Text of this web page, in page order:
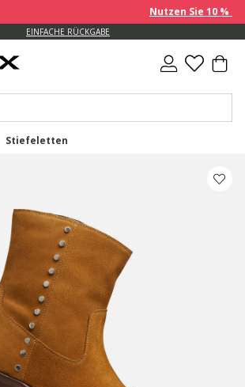
Nutzen Sie 10 %
EINFACHE RÜCKGABE
Stiefeletten